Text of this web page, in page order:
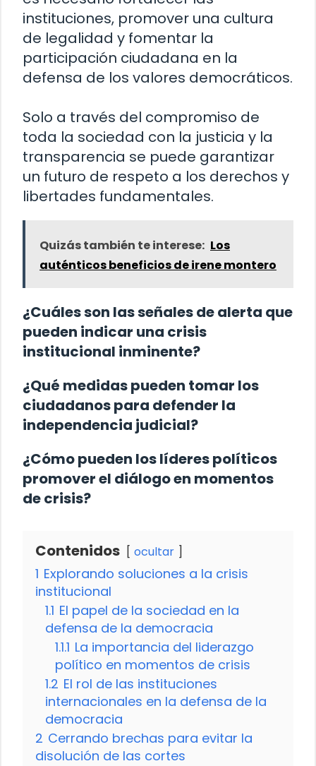
instituciones, promover una cultura
de legalidad y fomentar la
participación ciudadana en la
defensa de los valores democráticos.
Solo a través del compromiso de
toda la sociedad con la justicia y la
transparencia se puede garantizar
un futuro de respeto a los derechos y
libertades fundamentales.
Quizás también te interese: Los
auténticos beneficios de irene montero
¿Cuáles son las señales de alerta que
pueden indicar una crisis
institucional inminente?
¿Qué medidas pueden tomar los
ciudadanos para defender la
independencia judicial?
¿Cómo pueden los líderes políticos
promover el diálogo en momentos
de crisis?
Contenidos ocultar
1 Explorando soluciones a la crisis
institucional
1.1 El papel de la sociedad en la
defensa de la democracia
1.1.1 La importancia del liderazgo
político en momentos de crisis
1.2 El rol de las instituciones
internacionales en la defensa de la
democracia
2 Cerrando brechas para evitar la
disolución de las cortes